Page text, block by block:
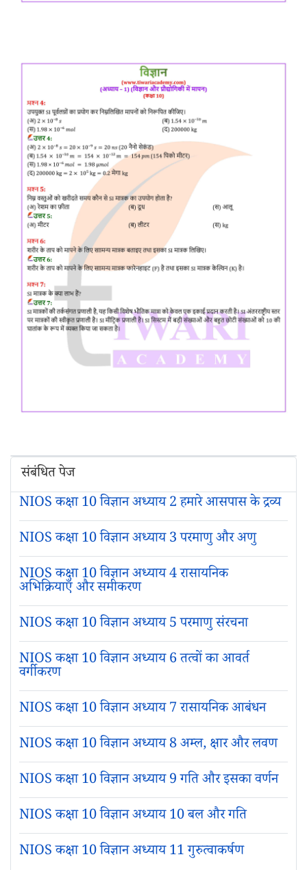
संबंधित पेज
NIOS कक्षा 10 विज्ञान अध्याय 2 हमारे आसपास के द्रव्य
NIOS कक्षा 10 विज्ञान अध्याय 3 परमाणु और अणु
NIOS कक्षा 10 विज्ञान अध्याय 4 रासायनिक
अभिक्रियाएँ और समीकरण
NIOS कक्षा 10 विज्ञान अध्याय 5 परमाणु संरचना
NIOS कक्षा 10 विज्ञान अध्याय 6 तत्वों का आवर्त
वर्गीकरण
NIOS कक्षा 10 विज्ञान अध्याय 7 रासायनिक आबंधन
NIOS कक्षा 10 विज्ञान अध्याय 8 अम्ल, क्षार और लवण
NIOS कक्षा 10 विज्ञान अध्याय 9 गति और इसका वर्णन
NIOS कक्षा 10 विज्ञान अध्याय 10 बल और गति
NIOS कक्षा 10 विज्ञान अध्याय 11 गुरुत्वाकर्षण